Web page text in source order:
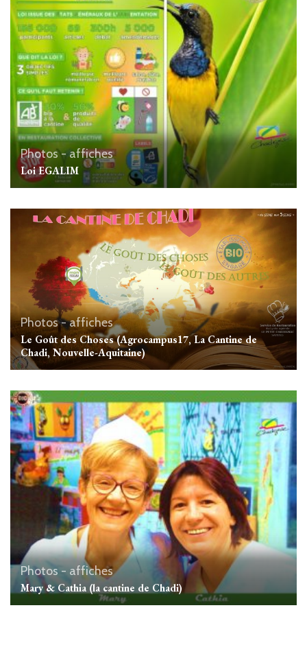
Photos - affiches
Loi EGALIM
Photos - affiches
Le Goût des Choses (Agrocampus17, La Cantine de
Chadi, Nouvelle-Aquitaine)
Photos - affiches
Mary & Cathia (la cantine de Chadi)